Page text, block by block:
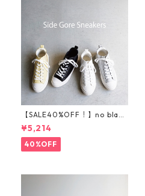
【SALE40%OFF！】no bland
サイドゴアハイカットスニ
ーカー T5002
¥5,214
40%OFF